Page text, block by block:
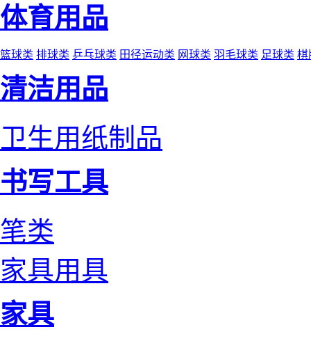
体育用品
篮球类 排球类 乒乓球类 田径运动类 网球类 羽毛球类 足球类 棋
清洁用品
卫生用纸制品
书写工具
笔类
家具用具
家具